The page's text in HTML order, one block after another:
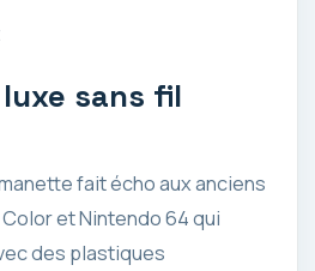
sans fil
fait écho aux anciens
et Nintendo 64 qui
des plastiques